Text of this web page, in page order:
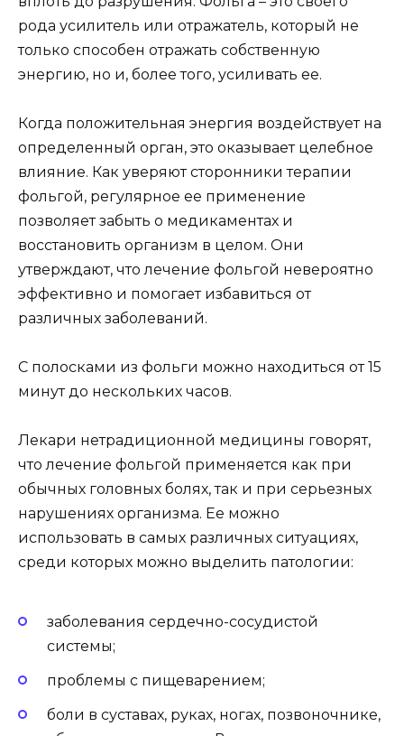
рода усилитель или отражатель, который не
только способен отражать собственную
энергию, но и, более того, усиливать ее.
Когда положительная энергия воздействует на
определенный орган, это оказывает целебное
влияние. Как уверяют сторонники терапии
фольгой, регулярное ее применение
позволяет забыть о медикаментах и
восстановить организм в целом. Они
утверждают, что лечение фольгой невероятно
эффективно и помогает избавиться от
различных заболеваний.
С полосками из фольги можно находиться от 15
минут до нескольких часов.
Лекари нетрадиционной медицины говорят,
что лечение фольгой применяется как при
обычных головных болях, так и при серьезных
нарушениях организма. Ее можно
использовать в самых различных ситуациях,
среди которых можно выделить патологии:
заболевания сердечно-сосудистой
системы;
проблемы с пищеварением;
боли в суставах, руках, ногах, позвоночнике,